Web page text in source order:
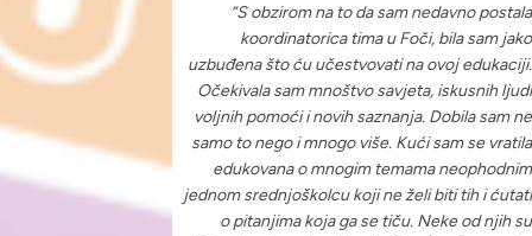
“S obzirom na to da sam nedavno postala
koordinatorica tima u Foči, bila sam jako
uzbuđena što ću učestvovati na ovoj edukaciji.
Očekivala sam mnoštvo savjeta, iskusnih ljudi
voljnih pomoći i novih saznanja. Dobila sam ne
samo to nego i mnogo više. Kući sam se vratila
edukovana o mnogim temama neophodnim
jednom srednjoškolcu koji ne želi biti tih i ćutati
o pitanjima koja ga se tiču. Neke od njih su